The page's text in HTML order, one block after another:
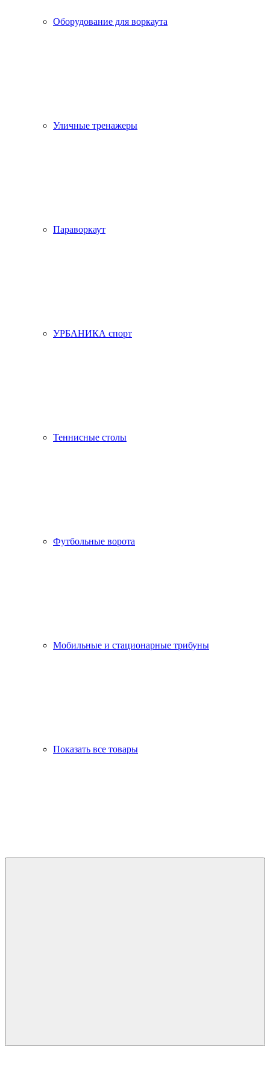
Оборудование для воркаута
Уличные тренажеры
Параворкаут
УРБАНИКА спорт
Теннисные столы
Футбольные ворота
Мобильные и стационарные трибуны
Показать все товары